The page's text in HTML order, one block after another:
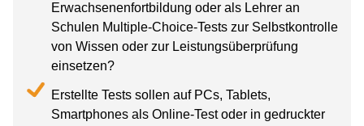
Erwachsenenfortbildung oder als Lehrer an
Schulen Multiple-Choice-Tests zur Selbstkontrolle
von Wissen oder zur Leistungsüberprüfung
einsetzen?
Erstellte Tests sollen auf PCs, Tablets,
Smartphones als Online-Test oder in gedruckter